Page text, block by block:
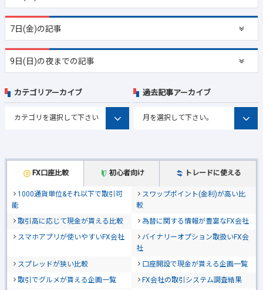
7日(金)の記事
9日(日)の夜までの記事
FX口座比較 初心者向け トレードに使える
1000通貨単位&それ以下で取引可
能
スワップポイント(金利)が高い比
較
取引高に応じて現金が貰える比較
為替に関する情報が豊富なFX会社
スマホアプリが使いやすいFX会社
バイナリーオプション取扱いFX会
社
スプレッドが狭い比較
口座開設で現金が貰える企画一覧
取引でグルメが貰える企画一覧
FX会社の取引システム調査結果
カテゴリアーカイブ 過去記事アーカイブ